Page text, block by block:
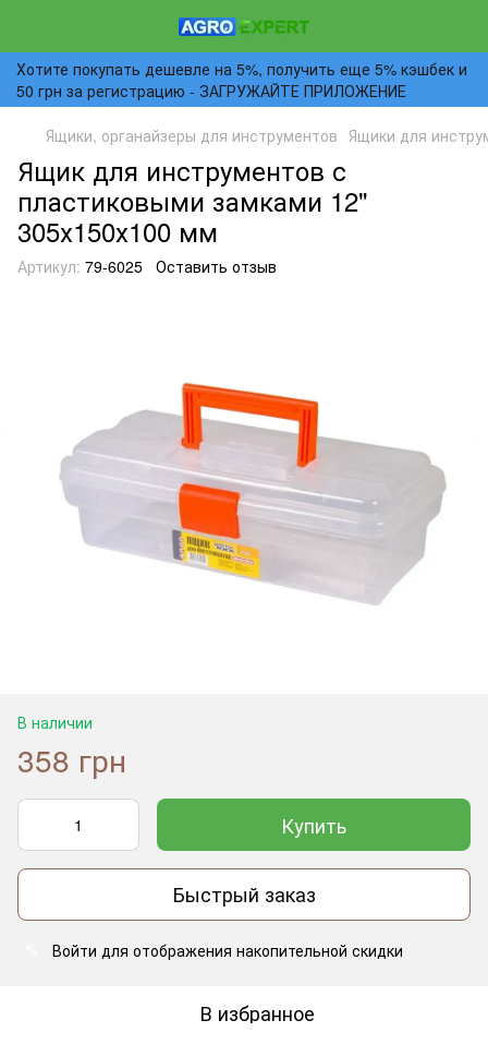
Хотите покупать дешевле на 5%, получить еще 5% кэшбек и
50 грн за регистрацию - ЗАГРУЖАЙТЕ ПРИЛОЖЕНИЕ
Ящики, органайзеры для инструментов Ящики для
Ящик для инструментов с
пластиковыми замками 12"
305х150х100 мм
Артикул: 79-6025 Оставить отзыв
В наличии
358 грн
Купить
Быстрый заказ
Войти для отображения накопительной скидки
В избранное